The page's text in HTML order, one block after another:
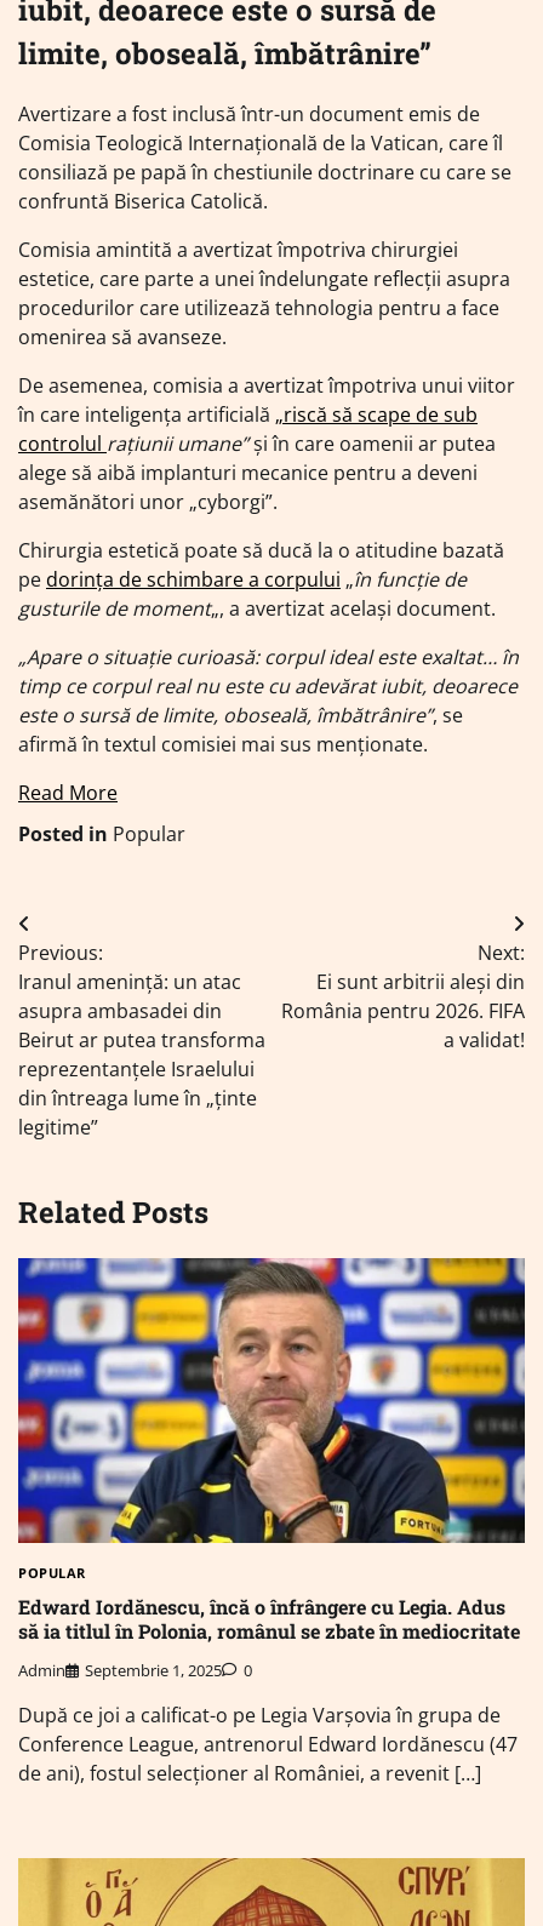
iubit, deoarece este o sursă de
limite, oboseală, îmbătrânire”
Avertizare a fost inclusă într-un document emis de
Comisia Teologică Internaţională de la Vatican, care îl
consiliază pe papă în chestiunile doctrinare cu care se
confruntă Biserica Catolică.
Comisia amintită a avertizat împotriva chirurgiei
estetice, care parte a unei îndelungate reflecţii asupra
procedurilor care utilizează tehnologia pentru a face
omenirea să avanseze.
De asemenea, comisia a avertizat împotriva unui viitor
în care inteligenţa artificială „riscă să scape de sub
controlul raţiunii umane”şi în care oamenii ar putea
alege să aibă implanturi mecanice pentru a deveni
asemănători unor „cyborgi”.
Chirurgia estetică poate să ducă la o atitudine bazată
pedorinţa de schimbare a corpului „în funcţie de
gusturile de moment„, a avertizat acelaşi document.
„Apare o situaţie curioasă: corpul ideal este exaltat… în
timp ce corpul real nu este cu adevărat iubit, deoarece
este o sursă de limite, oboseală, îmbătrânire”, se
afirmă în textul comisiei mai sus menţionate.
Read More
Posted in Popular
Navigare
în
articole
Previous:
Iranul amenință: un atac
asupra ambasadei din
Beirut ar putea transforma
reprezentanțele Israelului
din întreaga lume în „ținte
legitime”
Next:
Ei sunt arbitrii aleși din
România pentru 2026. FIFA
a validat!
Related Posts
POPULAR
Edward Iordănescu, încă o înfrângere cu Legia. Adus
să ia titlul în Polonia, românul se zbate în mediocritate
Admin Septembrie 1, 2025 0
După ce joi a calificat-o pe Legia Varșovia în grupa de
Conference League, antrenorul Edward Iordănescu (47
de ani), fostul selecționer al României, a revenit […]